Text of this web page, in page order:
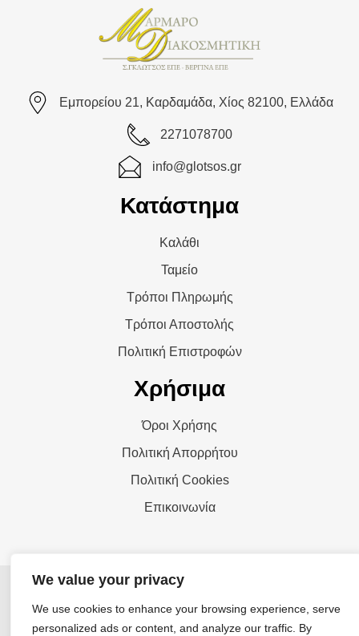
We value your privacy
We use cookies to enhance your browsing experience, serve
personalized ads or content, and analyze our traffic. By
Εμπορείου 21, Καρδαμάδα, Χίος 82100, Ελλάδα
2271078700
info@glotsos.gr
Κατάστημα
Καλάθι
Ταμείο
Τρόποι Πληρωμής
Τρόποι Αποστολής
Πολιτική Επιστροφών
Χρήσιμα
Όροι Χρήσης
Πολιτική Απορρήτου
Πολιτική Cookies
Επικοινωνία
© Copyright 2026 - Σ. Γκλώτσος ΕΠΕ - All rights
reserved